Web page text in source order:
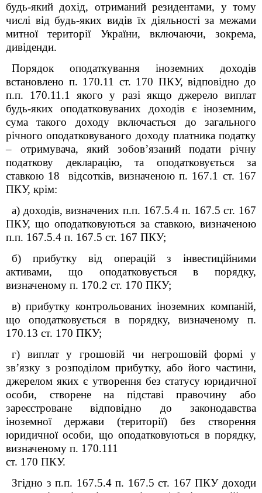
будь-який дохід, отриманий резидентами, у тому
числі від будь-яких видів їх діяльності за межами
митної території України, включаючи, зокрема,
дивіденди.
Порядок оподаткування іноземних доходів
встановлено п. 170.11 ст. 170 ПКУ, відповідно до
п.п. 170.11.1 якого у разі якщо джерело виплат
будь-яких оподатковуваних доходів є іноземним,
сума такого доходу включається до загального
річного оподатковуваного доходу платника податку
– отримувача, який зобов’язаний подати річну
податкову декларацію, та оподатковується за
ставкою 18 відсотків, визначеною п. 167.1 ст. 167
ПКУ, крім:
а) доходів, визначених п.п. 167.5.4 п. 167.5 ст. 167
ПКУ, що оподатковуються за ставкою, визначеною
п.п. 167.5.4 п. 167.5 ст. 167 ПКУ;
б) прибутку від операцій з інвестиційними
активами, що оподатковується в порядку,
визначеному п. 170.2 ст. 170 ПКУ;
в) прибутку контрольованих іноземних компаній,
що оподатковується в порядку, визначеному п.
170.13 ст. 170 ПКУ;
г) виплат у грошовій чи негрошовій формі у
зв’язку з розподілом прибутку, або його частини,
джерелом яких є утворення без статусу юридичної
особи, створене на підставі правочину або
зареєстроване відповідно до законодавства
іноземної держави (території) без створення
юридичної особи, що оподатковуються в порядку,
визначеному п. 170.111
ст. 170 ПКУ.
Згідно з п.п. 167.5.4 п. 167.5 ст. 167ПКУ доходи